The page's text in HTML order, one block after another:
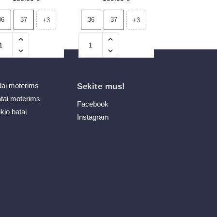
37 +3 36 37 +3
moterims
moterims
batai
Sekite mus!
Facebook
Instagram